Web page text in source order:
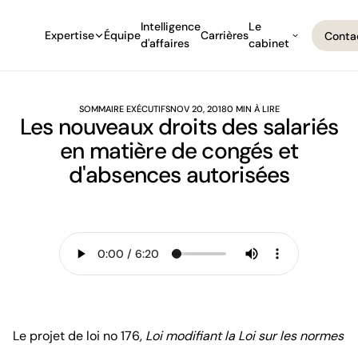
Expertise Équipe
Intelligence
d'affaires
Carrières
Le
cabinet
SOMMAIRE EXÉCUTIFSNOV 20, 20180 MIN À LIRE
Les nouveaux droits des salariés
en matière de congés et
d'absences autorisées
Le projet de loi no 176, Loi modifiant la Loi sur les normes